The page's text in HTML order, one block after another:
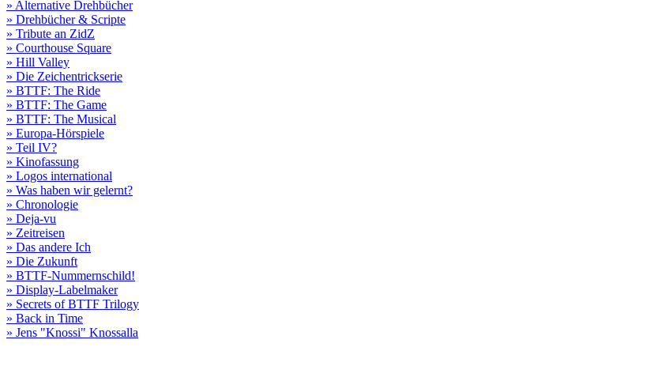
» Alternative Drehbücher
» Drehbücher & Scripte
» Tribute an ZidZ
» Courthouse Square
» Hill Valley
» Die Zeichentrickserie
» BTTF: The Ride
» BTTF: The Game
» BTTF: The Musical
» Europa-Hörspiele
» Teil IV?
» Kinofassung
» Logos international
» Was haben wir gelernt?
» Chronologie
» Deja-vu
» Zeitreisen
» Das andere Ich
» Die Zukunft
» BTTF-Nummernschild!
» Display-Labelmaker
» Secrets of BTTF Trilogy
» Back in Time
» Jens "Knossi" Knossalla